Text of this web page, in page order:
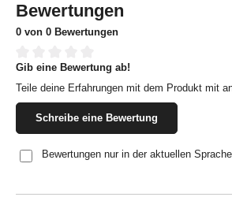
Bewertungen
0 von 0 Bewertungen
Durchschnittliche Bewertung von 0 von 5
Gib eine Bewertung ab!
Teile deine Erfahrungen mit dem Produkt mit
Schreibe eine Bewertung
Bewertungen nur in der aktuellen